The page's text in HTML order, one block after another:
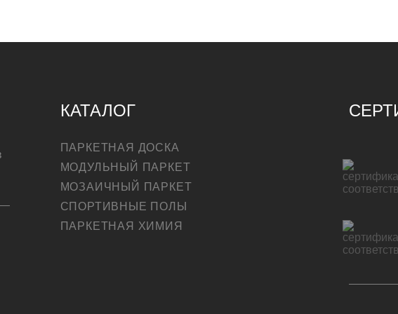
КАТАЛОГ
ПАРКЕТНАЯ ДОСКА
МОДУЛЬНЫЙ ПАРКЕТ
МОЗАИЧНЫЙ ПАРКЕТ
СПОРТИВНЫЕ ПОЛЫ
ПАРКЕТНАЯ ХИМИЯ